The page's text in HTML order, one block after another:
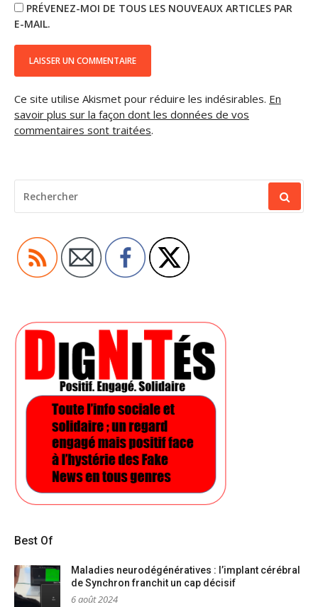
PRÉVENEZ-MOI DE TOUS LES NOUVEAUX ARTICLES PAR
E-MAIL.
Ce site utilise Akismet pour réduire les indésirables. En
savoir plus sur la façon dont les données de vos
commentaires sont traitées.
POUR
:
Best Of
Maladies neurodégénératives : l’implant cérébral
de Synchron franchit un cap décisif
6 août 2024